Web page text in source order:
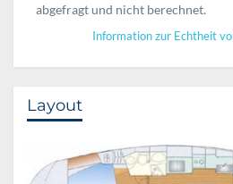
abgefragt und nicht berechnet.
Information zur Echtheit
Layout